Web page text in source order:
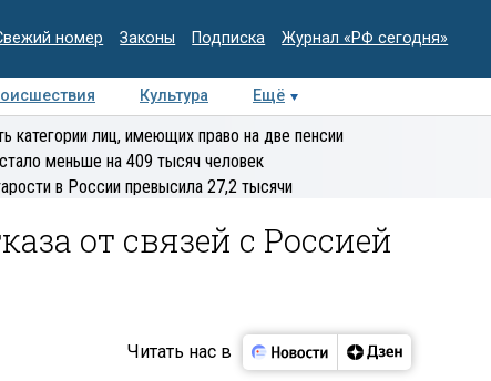
номер Законы Подписка Журнал «РФ сегодня»
Культура Ещё
Интервью Колумнисты
Деловая
категории лиц, имеющих право на две пенсии
меньше на 409 тысяч человек
в России превысила 27,2 тысячи
от связей с Россией
Читать нас в